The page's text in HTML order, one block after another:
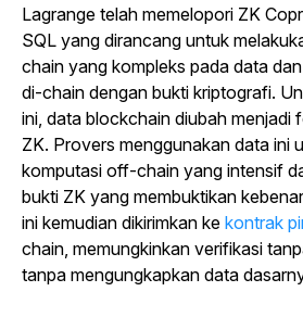
Lagrange telah memelopori ZK
SQL yang dirancang untuk
chain yang kompleks pada data
di-chain dengan bukti kriptografi.
ini, data blockchain diubah menjadi
ZK. Provers menggunakan data ini
komputasi off-chain yang intensif
bukti ZK yang membuktikan
ini kemudian dikirimkan ke kontrak
chain, memungkinkan verifikasi
tanpa mengungkapkan data